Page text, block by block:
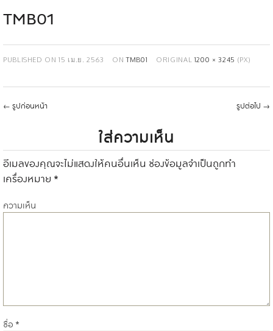
TMB01
PUBLISHED ON15 เม.ย. 2563 ONTMB01 ORIGINAL 1200 × 3245 (PX)
← รูปก่อนหน้า รูปต่อไป →
ใส่ความเห็น
อีเมลของคุณจะไม่แสดงให้คนอื่นเห็น ช่องข้อมูลจำเป็นถูกทำ
เครื่องหมาย *
ความเห็น
ชื่อ *